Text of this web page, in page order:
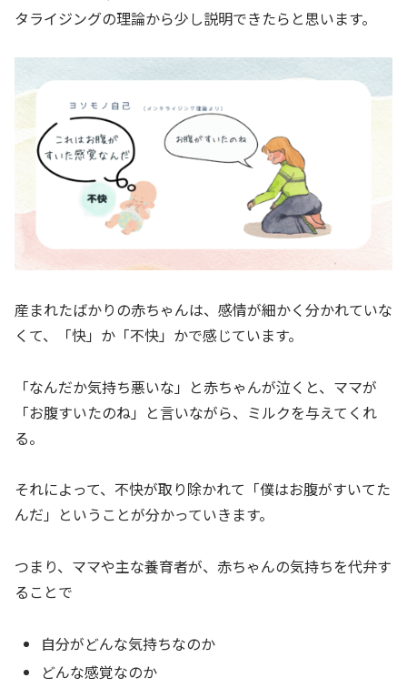
タライジングの理論から少し説明できたらと思います。
産まれたばかりの赤ちゃんは、感情が細かく分かれていな
くて、「快」か「不快」かで感じています。
「なんだか気持ち悪いな」と赤ちゃんが泣くと、ママが
「お腹すいたのね」と言いながら、ミルクを与えてくれ
る。
それによって、不快が取り除かれて「僕はお腹がすいてた
んだ」ということが分かっていきます。
つまり、ママや主な養育者が、赤ちゃんの気持ちを代弁す
ることで
自分がどんな気持ちなのか
どんな感覚なのか